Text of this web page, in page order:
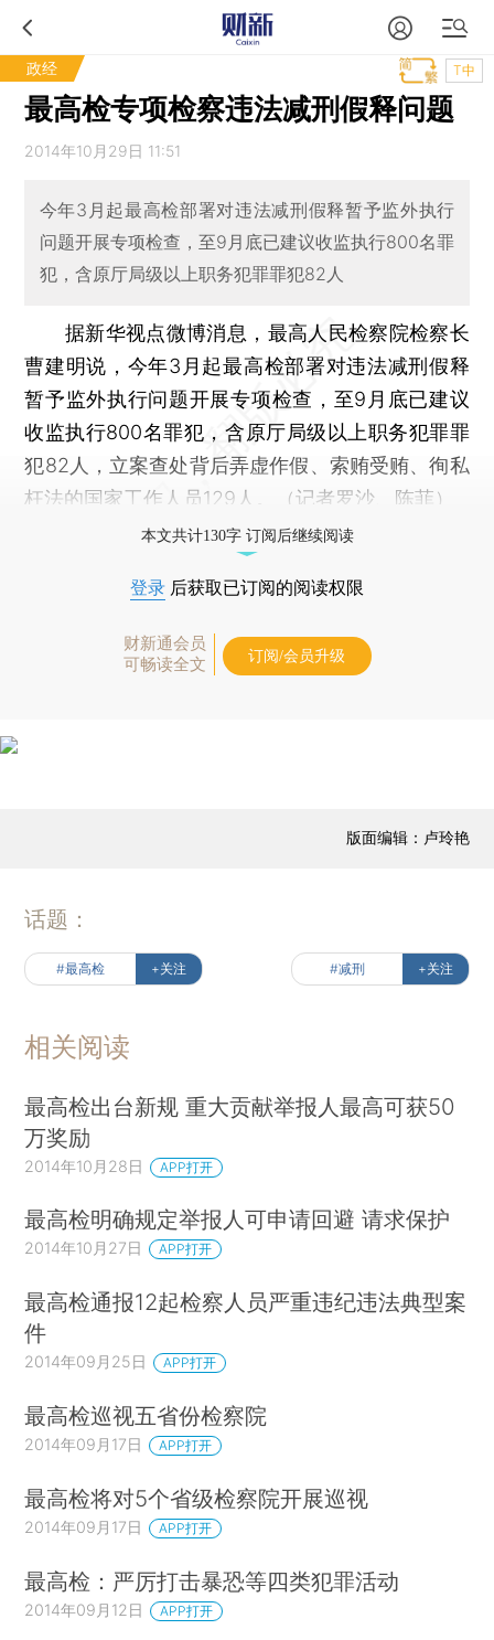
政经 T中
最高检专项检察违法减刑假释问题
2014年10月29日 11:51
今年3月起最高检部署对违法减刑假释暂予监外执行
问题开展专项检查，至9月底已建议收监执行800名罪
犯，含原厅局级以上职务犯罪罪犯82人
据新华视点微博消息，最高人民检察院检察长
曹建明说，今年3月起最高检部署对违法减刑假释
暂予监外执行问题开展专项检查，至9月底已建议
收监执行800名罪犯，含原厅局级以上职务犯罪罪
犯82人，立案查处背后弄虚作假、索贿受贿、徇私
枉法的国家工作人员129人。（记者罗沙、陈菲）
本文共计130字 订阅后继续阅读
登录 后获取已订阅的阅读权限
财新通会员
可畅读全文
订阅/会员升级
版面编辑：卢玲艳
话题：
#最高检 +关注 #减刑 +关注
相关阅读
最高检出台新规 重大贡献举报人最高可获50
万奖励
2014年10月28日 APP打开
最高检明确规定举报人可申请回避 请求保护
2014年10月27日 APP打开
最高检通报12起检察人员严重违纪违法典型案
件
2014年09月25日 APP打开
最高检巡视五省份检察院
2014年09月17日 APP打开
最高检将对5个省级检察院开展巡视
2014年09月17日 APP打开
最高检：严厉打击暴恐等四类犯罪活动
2014年09月12日 APP打开